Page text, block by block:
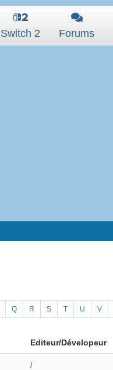
Switch 2 Forums
Q R S T U V
Editeur/Dévelopeur
/